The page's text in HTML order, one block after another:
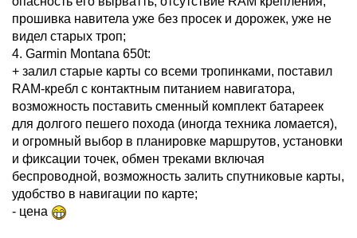
прошивка навитела уже без просек и дорожек, уже не
видел старых троп;
4. Garmin Montana 650t:
+ залил старые карты со всеми тропинками, поставил
RAM-кребл с контактным питанием навигатора,
возможность поставить сменный комплект батареек
для долгого пешего похода (иногда техника ломается),
и огромный выбор в планировке маршрутов, установки
и фиксации точек, обмен треками включая
беспроводной, возможность залить спутниковые карты,
удобство в навигации по карте;
- цена